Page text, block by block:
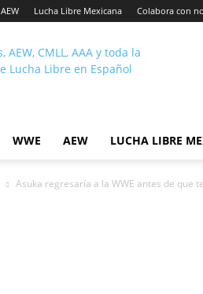
AEW Lucha Libre Mexicana Colabora con
Lucha
Noticias
WWE AEW LUCHA LIBRE
Asuka regresaría a la WWE antes de que